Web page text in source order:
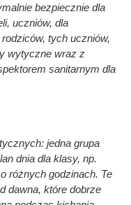
bezpiecznie dla
uczniów, dla
tych uczniów,
wytyczne wraz z
sanitarnym dla
jedna grupa
dnia dla klasy, np.
różnych godzinach. Te
dawna, które dobrze